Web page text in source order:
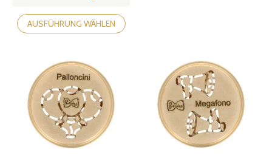
AUSFÜHRUNG WÄHLEN
Dieses
Produkt
weist
Optionen
können
Produktseite
Produktseite
gewählt
werden